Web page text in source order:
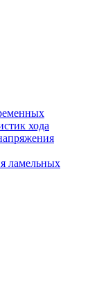
хода
ламельных